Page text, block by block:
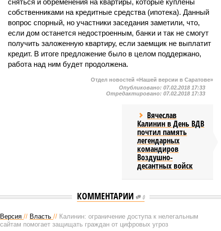
сняться и обременения на квартиры, которые куплены
собственниками на кредитные средства (ипотека). Данный
вопрос спорный, но участники заседания заметили, что,
если дом останется недостроенным, банки и так не смогут
получить заложенную квартиру, если заемщик не выплатит
кредит. В итоге предложение было в целом поддержано,
работа над ним будет продолжена.
Отдел новостей «Нашей версии в Саратове»
Опубликовано: 07.02.2018 17:33
Отредактировано: 07.02.2018 17:33
Вячеслав
Калинин в День ВДВ
почтил память
легендарных
командиров
Воздушно-
десантных войск
КОММЕНТАРИИ 0
Версия // Власть // Калинин: ограничение доступа к нелегальным
сайтам помогает защищать граждан от цифровых угроз